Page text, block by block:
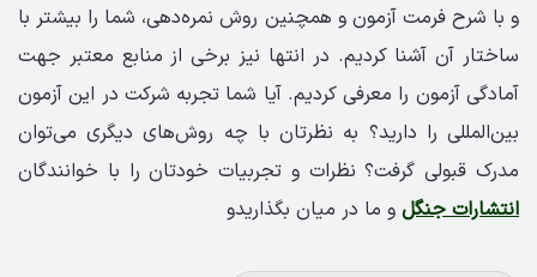
و با شرح فرمت آزمون و همچنین روش نمره‌دهی، شما را بیشتر با
ساختار آن آشنا کردیم. در انتها نیز برخی از منابع معتبر جهت
آمادگی آزمون را معرفی کردیم. آیا شما تجربه شرکت در این آزمون
بین‌المللی را دارید؟ به نظرتان با چه روش‌های دیگری می‌توان
مدرک قبولی گرفت؟ نظرات و تجربیات خودتان را با خوانندگان
انتشارات جنگل و ما در میان بگذاریدو